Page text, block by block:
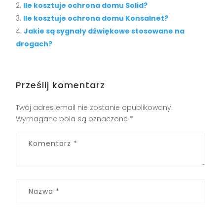
Ile kosztuje ochrona domu Solid?
Ile kosztuje ochrona domu Konsalnet?
Jakie są sygnały dźwiękowe stosowane na
drogach?
Prześlij komentarz
Twój adres email nie zostanie opublikowany.
Wymagane pola są oznaczone *